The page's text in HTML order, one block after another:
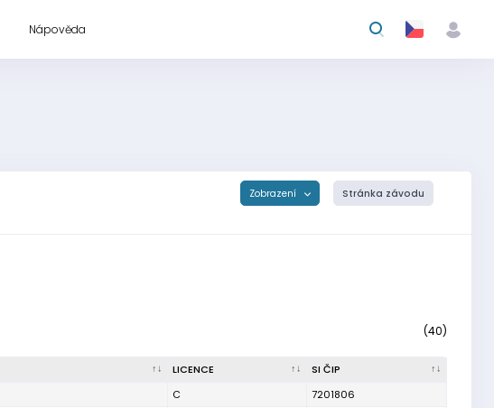
Nápověda
Zobrazení Stránka závodu
(40)
LICENCE
SI ČIP
C
7201806